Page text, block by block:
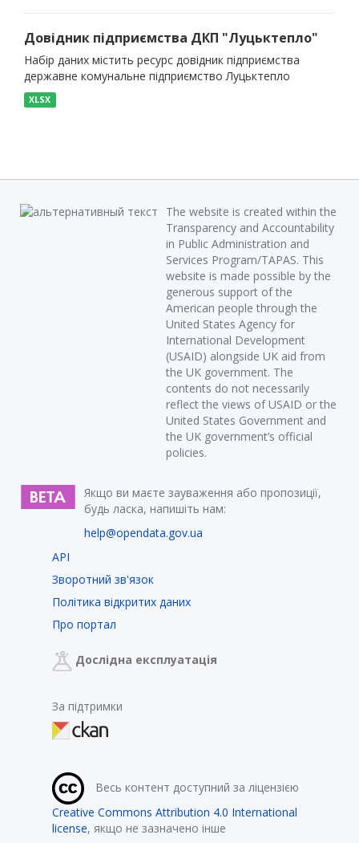
Довідник підприємства ДКП "Луцьктепло"
Набір даних містить ресурс довідник підприємства
державне комунальне підприємство Луцьктепло
XLSX
The website is created within the
Transparency and Accountability
in Public Administration and
Services Program/TAPAS. This
website is made possible by the
generous support of the
American people through the
United States Agency for
International Development
(USAID) alongside UK aid from
the UK government. The
contents do not necessarily
reflect the views of USAID or the
United States Government and
the UK government’s official
policies.
Якщо ви маєте зауваження або пропозиції,
будь ласка, напишіть нам:
help@opendata.gov.ua
API
Зворотний зв'язок
Політика відкритих даних
Про портал
Дослідна експлуатація
За підтримки
Весь контент доступний за ліцензією
Creative Commons Attribution 4.0 International
license, якщо не зазначено інше